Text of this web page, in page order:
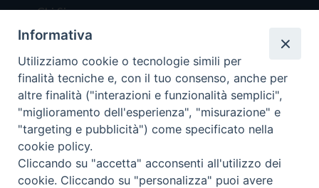
Chi Siamo
Redazione
Scrivici
Copyright © 2019 - Tutti i diritti riservati - Vita
Trentina Editrice
Informativa
Utilizziamo cookie o tecnologie simili per
finalità tecniche e, con il tuo consenso, anche per
altre finalità ("interazioni e funzionalità semplici",
"miglioramento dell'esperienza", "misurazione" e
"targeting e pubblicità") come specificato nella
cookie policy.
Cliccando su "accetta" acconsenti all'utilizzo dei
cookie. Cliccando su "personalizza" puoi avere